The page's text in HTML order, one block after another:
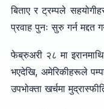
बिताए र ट्रम्पले
प्रवाह पुनः सुरु गर्न मद्दत
फेब्रुअरी २८ मा
भएदेखि, अमेरिकीहरूले
उपभोक्ता खर्चमा